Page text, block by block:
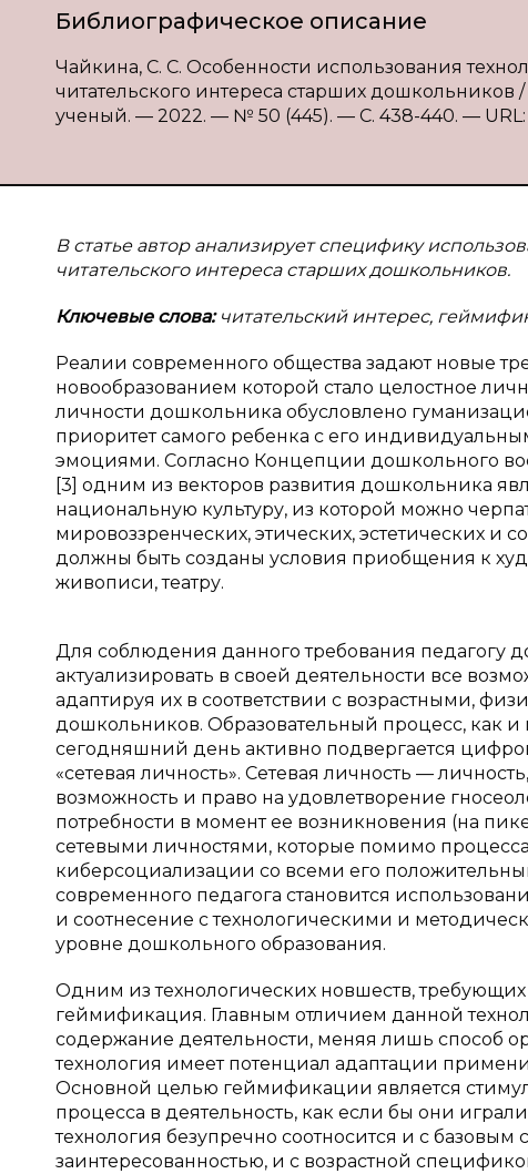
Библиографическое описание
Чайкина, С. С. Особенности использования
читательского интереса старших
ученый. — 2022. — № 50 (445). — С. 438-440. —
В статье автор анализирует специфику
читательского интереса старших дошкольников.
Ключевые слова: читательский интерес,
Реалии современного общества задают новые
новообразованием которой стало целостное
личности дошкольника обусловлено
приоритет самого ребенка с его
эмоциями. Согласно Концепции дошкольного
[3] одним из векторов развития дошкольника
национальную культуру, из которой можно
мировоззренческих, этических, эстетических
должны быть созданы условия приобщения к
живописи, театру.
Для соблюдения данного требования педагогу
актуализировать в своей деятельности все
адаптируя их в соответствии с возрастными,
дошкольников. Образовательный процесс, как
сегодняшний день активно подвергается
«сетевая личность». Сетевая личность —
возможность и право на удовлетворение
потребности в момент ее возникновения (на
сетевыми личностями, которые помимо
киберсоциализации со всеми его
современного педагога становится
и соотнесение с технологическими и
уровне дошкольного образования.
Одним из технологических новшеств,
геймификация. Главным отличием данной
содержание деятельности, меняя лишь способ
технология имеет потенциал адаптации
Основной целью геймификации является
процесса в деятельность, как если бы они
технология безупречно соотносится и с
заинтересованностью, и с возрастной